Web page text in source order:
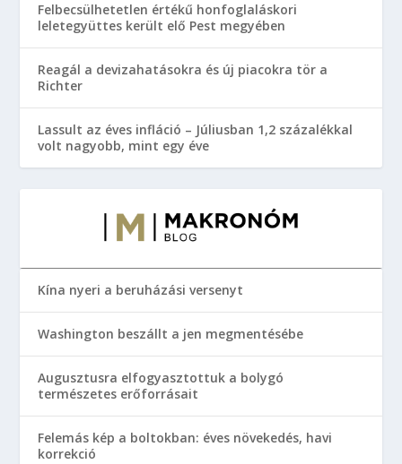
Felbecsülhetetlen értékű honfoglaláskori
leletegyüttes került elő Pest megyében
Reagál a devizahatásokra és új piacokra tör a
Richter
Lassult az éves infláció – Júliusban 1,2 százalékkal
volt nagyobb, mint egy éve
Kína nyeri a beruházási versenyt
Washington beszállt a jen megmentésébe
Augusztusra elfogyasztottuk a bolygó
természetes erőforrásait
Felemás kép a boltokban: éves növekedés, havi
korrekció